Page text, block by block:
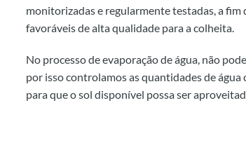
monitorizadas e regularmente testadas, a fim
favoráveis de alta qualidade para a colheita.
No processo de evaporação de água, não
por isso controlamos as quantidades de água
para que o sol disponível possa ser